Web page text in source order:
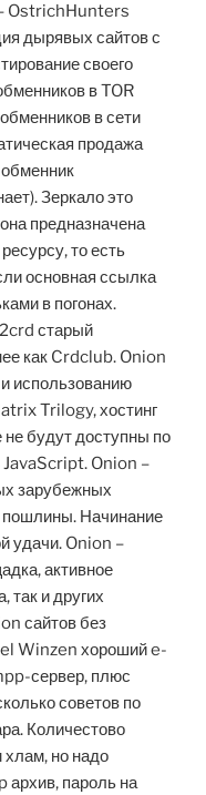
OstrichHunters
дырявых сайтов с
своего
в TOR
в сети
продажа
Зеркало это
предназначена
то есть
основная ссылка
в погонах.
старый
как Crdclub. Onion
использованию
Trilogy, хостинг
будут доступны по
JavaScript. Onion –
зарубежных
пошлины. Начинание
удачи. Onion –
активное
так и других
сайтов без
Winzen хороший e-
сервер, плюс
советов по
Количестово
хлам, но надо
архив, пароль на